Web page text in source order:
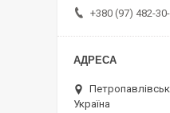
+380 (97) 482-
Україна